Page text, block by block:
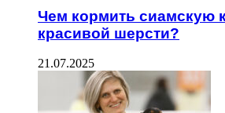
Чем кормить сиамскую
красивой шерсти?
21.07.2025